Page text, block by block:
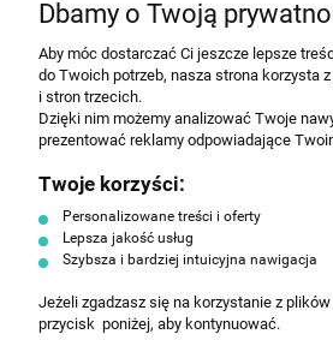
Wyrażam zgodę na
handlowej na poniższy
Polityce
ZAPISZ SIĘ
Dbamy o Twoją
Aby móc dostarczać Ci jeszcze lepsze
do Twoich potrzeb, nasza strona korzysta
i stron trzecich.
Dzięki nim możemy analizować Twoje
prezentować reklamy odpowiadające
Twoje korzyści:
Personalizowane treści i oferty
Lepsza jakość usług
Szybsza i bardziej intuicyjna nawigacja
Jeżeli zgadzasz się na korzystanie z
przycisk poniżej, aby kontynuować.